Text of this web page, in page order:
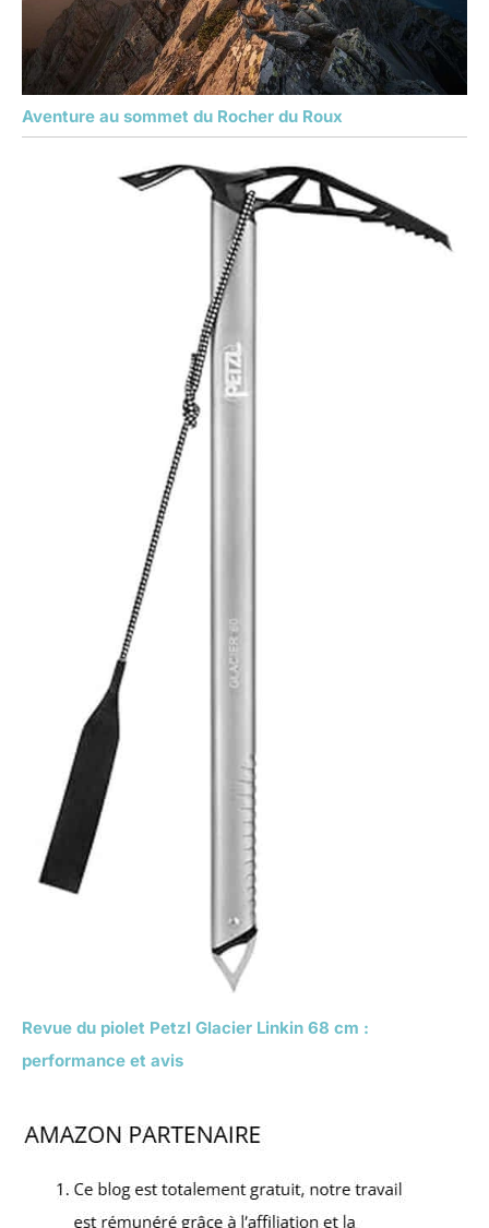
Aventure au sommet du Rocher du Roux
Revue du piolet Petzl Glacier Linkin 68 cm :
performance et avis